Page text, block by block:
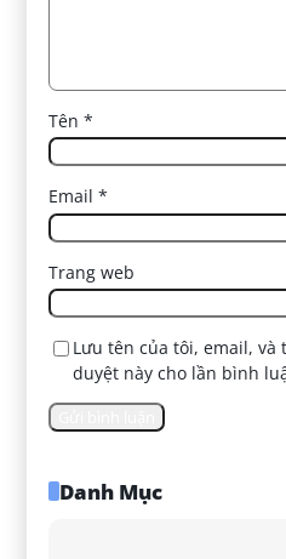
Tên*
Email*
Trang web
Lưu tên của tôi, email,
duyệt này cho lần bình
Danh Mục